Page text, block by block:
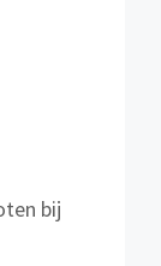
bij